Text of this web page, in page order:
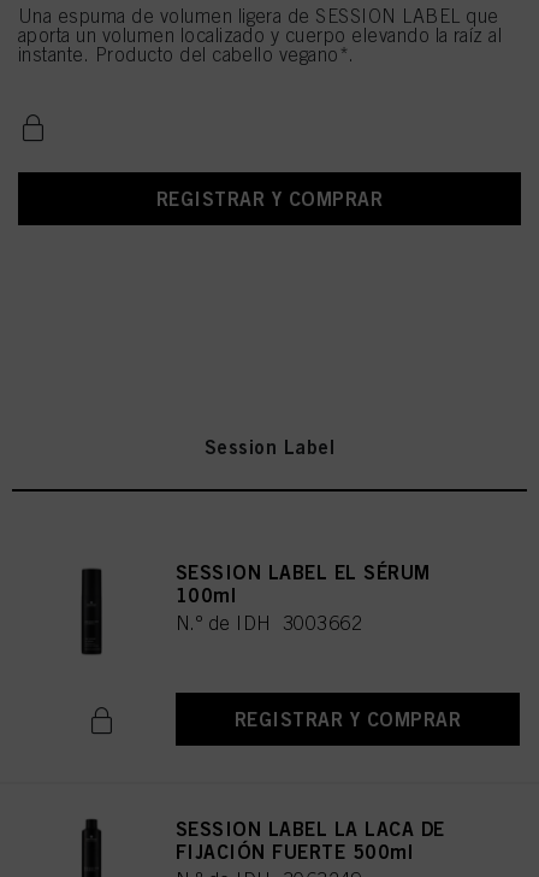
Una espuma de volumen ligera de SESSION LABEL que
aporta un volumen localizado y cuerpo elevando la raíz al
instante. Producto del cabello vegano*.
REGISTRAR Y COMPRAR
Session Label
SESSION LABEL EL SÉRUM
100ml
N.º de IDH 3003662
REGISTRAR Y COMPRAR
SESSION LABEL LA LACA DE
FIJACIÓN FUERTE 500ml